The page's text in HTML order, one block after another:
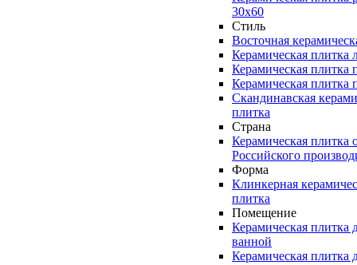
30x60
Стиль
Восточная
Керамическая плитка
Керамическая плитка
Керамическая плитка
Скандинавская
плитка
Страна
Керамическая плитка
Российского
Форма
Клинкерная
плитка
Помещение
Керамическая плитка
ванной
Керамическая плитка